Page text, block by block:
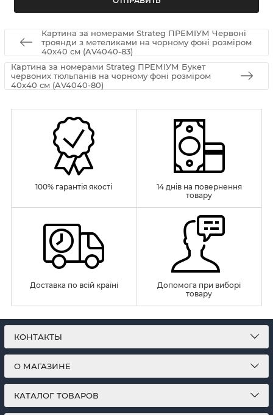
Картина за номерами Strateg ПРЕМІУМ Червоні
троянди з метеликами на чорному фоні розміром
40х40 см (AV4040-83)
Картина за номерами Strateg ПРЕМІУМ Букет
червоних тюльпанів на чорному фоні розміром
40х40 см (AV4040-80)
100% гарантія якості
14 днів на повернення
товару
Доставка по всій країні
Допомога при виборі
товару
КОНТАКТЫ
О МАГАЗИНЕ
КАТАЛОГ ТОВАРОВ